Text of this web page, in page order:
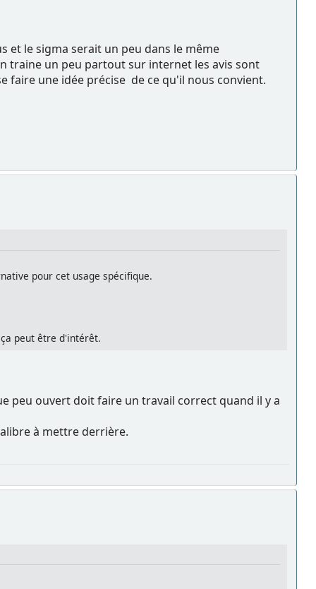
et le sigma serait un peu dans le même
traine un peu partout sur internet les avis sont
faire une idée précise de ce qu'il nous convient.
pour cet usage spécifique.
peut être d'intérêt.
peu ouvert doit faire un travail correct quand il y a
à mettre derrière.